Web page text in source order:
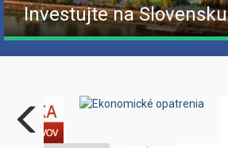
Investujte na Slovensku